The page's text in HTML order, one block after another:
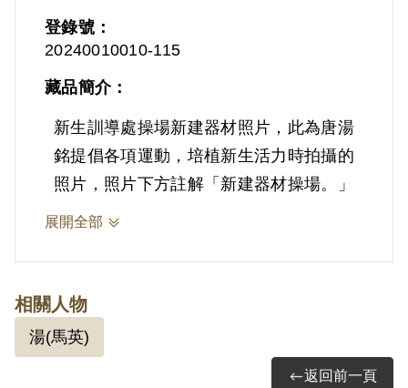
登錄號：
20240010010-115
藏品簡介：
新生訓導處操場新建器材照片，此為唐湯
銘提倡各項運動，培植新生活力時拍攝的
照片，照片下方註解「新建器材操場。」
展開全部
相關人物
湯(馬英)
返回前一頁